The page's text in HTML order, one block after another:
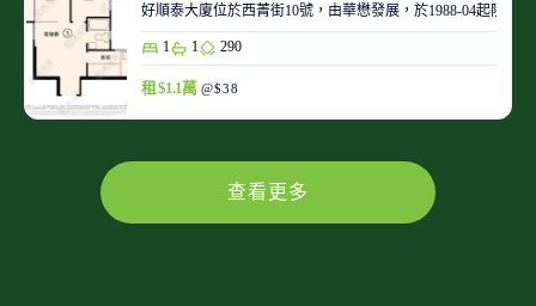
好順泰大廈位於西菁街10號，由華懋發展，於1988-04起陸續
1 1 290
租 $1.1萬 @$38
查看更多